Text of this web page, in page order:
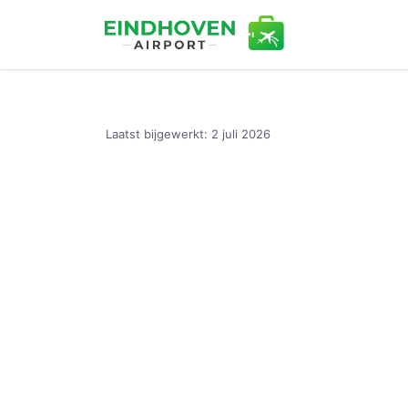
Laatst bijgewerkt: 2 juli 2026